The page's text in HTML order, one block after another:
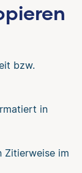
bzw.
in
Zitierweise im